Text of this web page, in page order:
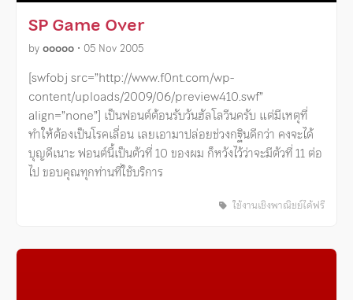
SP Game Over
byooooo • 05 Nov 2005
[swfobj src=”http://www.f0nt.com/wp-
content/uploads/2009/06/preview410.swf”
align=”none”] เป็นฟอนต์ต้อนรับวันฮัลโลวีนครับ แต่มีเหตุที่
ทำให้ต้องเป็นโรคเลื่อน เลยเอามาปล่อยช่วงกฐินดีกว่า คงจะได้
บุญดีเนาะ ฟอนต์นี้เป็นตัวที่ 10 ของผม ก็หวังไว้ว่าจะมีตัวที่ 11 ต่อ
ไป ขอบคุณทุกท่านที่ใช้บริการ
ใช้งานเชิงพาณิชย์ได้ฟรี